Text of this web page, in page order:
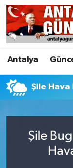
Antalya
Şile Hava
Şile
Antalya
Asayiş
Bilim &
EĞİTİM
Antalya
Antalya
Antalya
Süper Lig